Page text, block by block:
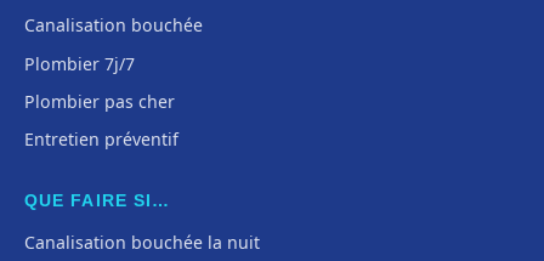
Canalisation bouchée
Plombier 7j/7
Plombier pas cher
Entretien préventif
QUE FAIRE SI…
Canalisation bouchée la nuit